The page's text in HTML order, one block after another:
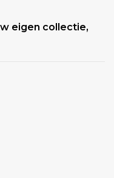
eigen collectie,